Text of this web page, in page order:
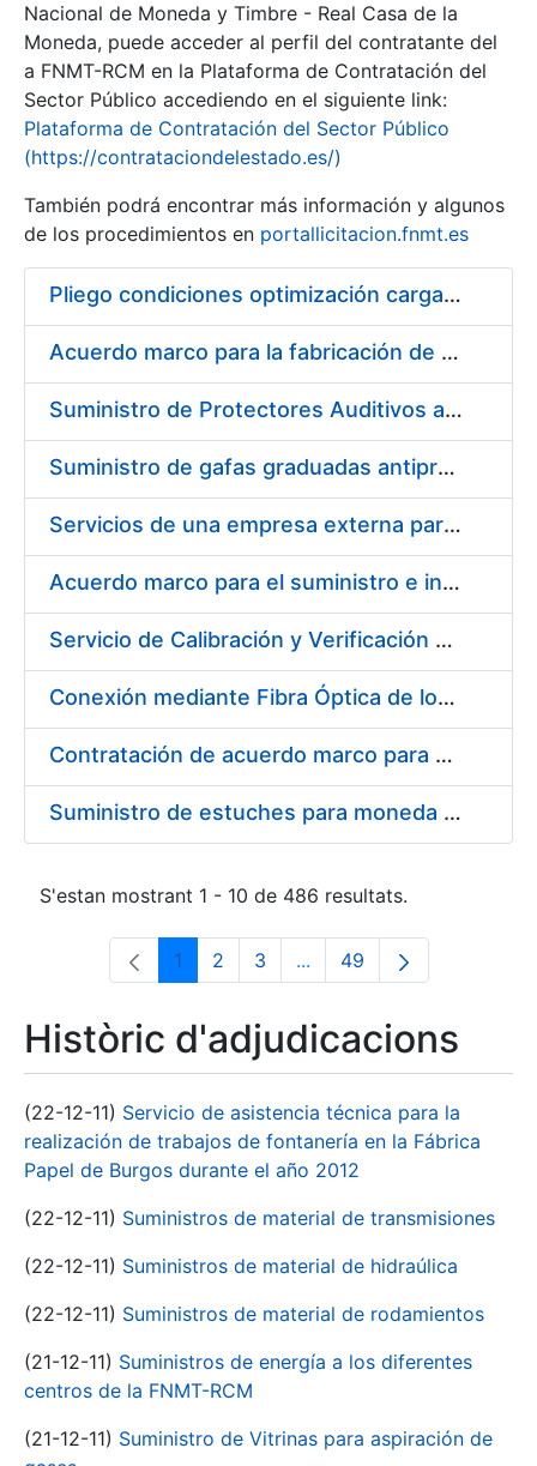
Mostra/Amaga
Nacional de Moneda y Timbre - Real Casa de la
Moneda, puede acceder al perfil del contratante del
a FNMT-RCM en la Plataforma de Contratación del
Sector Público accediendo en el siguiente link:
Plataforma de Contratación del Sector Público
(https://contrataciondelestado.es/)
También podrá encontrar más información y algunos
de los procedimientos en portallicitacion.fnmt.es
Pliego condiciones optimización cargas compras firmado
Acuerdo marco para la fabricación de piezas
Suministro de Protectores Auditivos a medida para las personas trabajadoras de los Centros de Trabajo de Madrid y Burgos
Suministro de gafas graduadas antiproyecciones para los trabajadores de la FNMT-RCM en los centros de trabajo de Madrid y Burgos
Servicios de una empresa externa para el asesoramiento y resolución de los recursos de alzada que se presentan relacionados con procesos de selección para la FNMT-RCM
Acuerdo marco para el suministro e instalación de persianas, estores y otros complementos
Servicio de Calibración y Verificación Externa de los Equipos de Medición del Servicio de Prevención de la FNMT-RCM
Conexión mediante Fibra Óptica de los Centros de Proceso de Datos (CPDs) de las sedes de la FNMT-RCM de Burgos y Madrid
Contratación de acuerdo marco para el Suministro de Material de Electricidad para la Fábrica Nacional de Moneda y Timbre-Real Casa de la Moneda en su centro de trabajo de Burgos
Suministro de estuches para moneda de 30 €
S'estan mostrant 1 - 10 de 486 resultats.
Pàgina
1 Pàgina
2 Pàgina
3 ...Pàgines intermèdies
Pàgina
49
Històric d'adjudicacions
(22-12-11) Servicio de asistencia técnica para la
realización de trabajos de fontanería en la Fábrica
Papel de Burgos durante el año 2012
(22-12-11) Suministros de material de transmisiones
(22-12-11) Suministros de material de hidraúlica
(22-12-11) Suministros de material de rodamientos
(21-12-11) Suministros de energía a los diferentes
centros de la FNMT-RCM
(21-12-11) Suministro de Vitrinas para aspiración de